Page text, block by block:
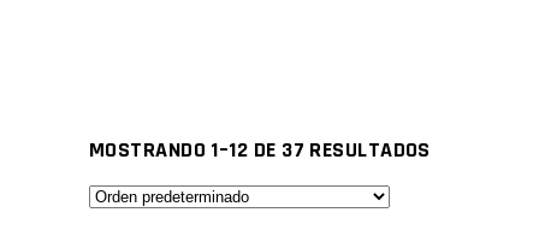
MOSTRANDO 1–12 DE 37 RESULTADOS